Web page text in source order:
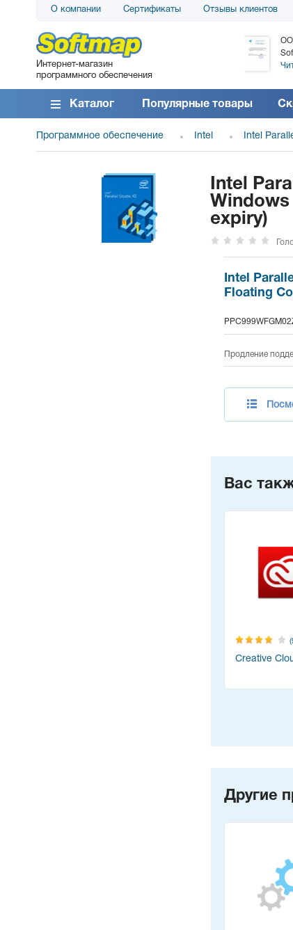
О компании Сертификаты Отзывы клиентов
Интернет-магазин
программного обеспечения
АО «АТС» благодарит компанию SoftMap за
поставку программного обеспечения SolarWinds
DameWare...
Читать все отзывы
Каталог Популярные товары
Программное обеспечение Intel Intel
Intel
expiry)
Intel
Floating
Продление
Вас
Creative
Другие